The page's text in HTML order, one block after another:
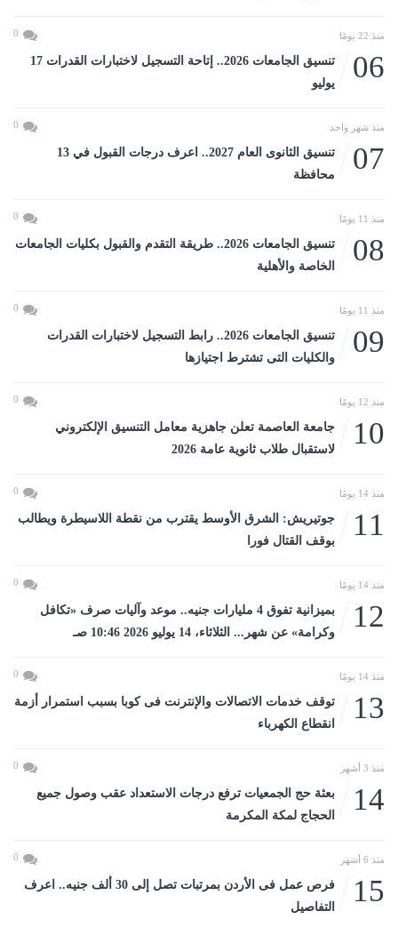
منذ 22 يومًا 0
06
تنسيق الجامعات 2026.. إتاحة التسجيل لاختبارات القدرات 17
يوليو
منذ شهر واحد 0
07
تنسيق الثانوى العام 2027.. اعرف درجات القبول في 13
محافظة
منذ 11 يومًا 0
08
تنسيق الجامعات 2026.. طريقة التقدم والقبول بكليات الجامعات
الخاصة والأهلية
منذ 11 يومًا 0
09
تنسيق الجامعات 2026.. رابط التسجيل لاختبارات القدرات
والكليات التى تشترط اجتيازها
منذ 12 يومًا 0
10
جامعة العاصمة تعلن جاهزية معامل التنسيق الإلكتروني
لاستقبال طلاب ثانوية عامة 2026
منذ 14 يومًا 0
11
جوتيريش: الشرق الأوسط يقترب من نقطة اللاسيطرة ويطالب
بوقف القتال فورا
منذ 14 يومًا 0
12
بميزانية تفوق 4 مليارات جنيه.. موعد وآليات صرف «تكافل
وكرامة» عن شهر... الثلاثاء، 14 يوليو 2026 10:46 صـ
منذ 14 يومًا 0
13
توقف خدمات الاتصالات والإنترنت فى كوبا بسبب استمرار أزمة
انقطاع الكهرباء
منذ 3 أشهر 0
14
بعثة حج الجمعيات ترفع درجات الاستعداد عقب وصول جميع
الحجاج لمكة المكرمة
منذ 6 أشهر 0
15
فرص عمل فى الأردن بمرتبات تصل إلى 30 ألف جنيه.. اعرف
التفاصيل